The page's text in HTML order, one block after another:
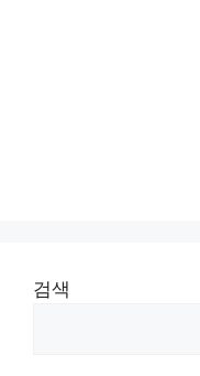
검색